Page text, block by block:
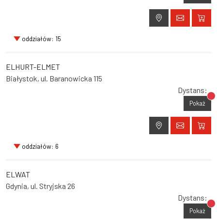
oddziałów: 15
ELHURT-ELMET
Białystok, ul. Baranowicka 115
Dystans:
Pokaż
oddziałów: 6
ELWAT
Gdynia, ul. Stryjska 26
Dystans:
Pokaż